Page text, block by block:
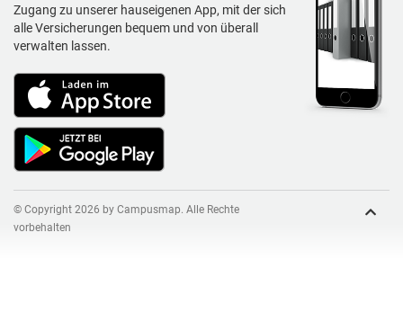
Zugang zu unserer hauseigenen App, mit der sich
alle Versicherungen bequem und von überall
verwalten lassen.
© Copyright 2026 by Campusmap. Alle Rechte
vorbehalten